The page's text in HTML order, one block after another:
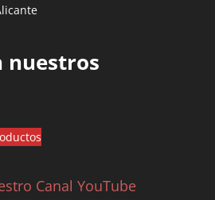
nuestros
Canal YouTube